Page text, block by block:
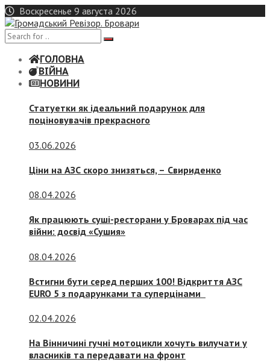
Skip
to
content
Воскресенье 9 августа 2026
ГОЛОВНА
ВІЙНА
НОВИНИ
Статуетки як ідеальний подарунок для
поціновувачів прекрасного
03.06.2026
Ціни на АЗС скоро знизяться, – Свириденко
08.04.2026
Як працюють суші-ресторани у Броварах під час
війни: досвід «Сушия»
08.04.2026
Встигни бути серед перших 100! Відкриття АЗС
EURO 5 з подарунками та суперцінами
02.04.2026
На Вінничині гучні мотоцикли хочуть вилучати у
власників та передавати на фронт